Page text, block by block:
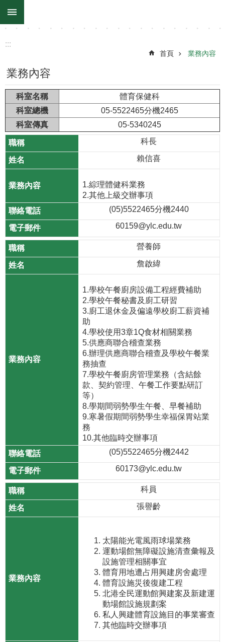
跳到主要內容區塊
:::
首頁 業務內容
業務內容
科室名稱
體育保健科
科室總機
05-5522465分機2465
科室傳真
05-5340245
科長
賴信喜
1.綜理體健科業務
2.其他上級交辦事項
(05)5522465分機2440
60159@ylc.edu.tw
營養師
詹啟緯
1.學校午餐廚房設備工程經費補助
2.學校午餐秘書及廚工研習
3.廚工退休金及偏遠學校廚工薪資補
助
4.學校使用3章1Q食材相關業務
5.供應商聯合稽查業務
6.辦理供應商聯合稽查及學校午餐業
務抽查
7.學校午餐廚房管理業務（含結餘
款、契約管理、午餐工作要點研訂
等）
8.學期間弱勢學生午餐、早餐補助
9.寒暑假期間弱勢學生幸福保胃站業
務
10.其他臨時交辦事項
(05)5522465分機2442
60173@ylc.edu.tw
科員
張譽齡
太陽能光電風雨球場業務
運動場館無障礙設施清查彙報及
設施管理相關事宜
體育用地遭占用興建房舍處理
體育設施災後復建工程
北港全民運動館興建案及新建運
動場館設施規劃案
私人興建體育設施目的事業審查
其他臨時交辦事項